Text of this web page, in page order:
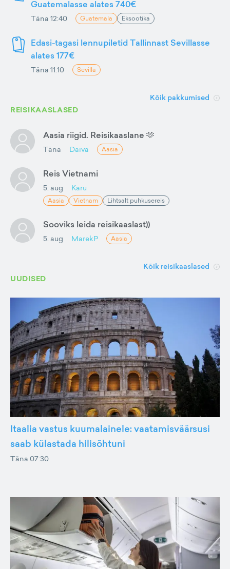
Guatemalasse alates 740€
Täna 12:40 Guatemala Eksootika
Edasi-tagasi lennupiletid Tallinnast Sevillasse
alates 177€
Täna 11:10 Sevilla
Kõik pakkumised
REISIKAASLASED
Aasia riigid. Reisikaaslane 🫶
Täna Daiva Aasia
Reis Vietnami
5. aug Karu
Aasia Vietnam Lihtsalt puhkusereis
Sooviks leida reisikaaslast))
5. aug MarekP Aasia
Kõik reisikaaslased
UUDISED
Itaalia vastus kuumalainele: vaatamisväärsusi
saab külastada hilisõhtuni
Täna 07:30